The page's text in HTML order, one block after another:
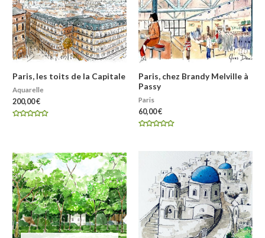
Paris, les toits de la Capitale
Aquarelle
200,00€
Paris, chez Brandy Melville à
Passy
Paris
60,00€